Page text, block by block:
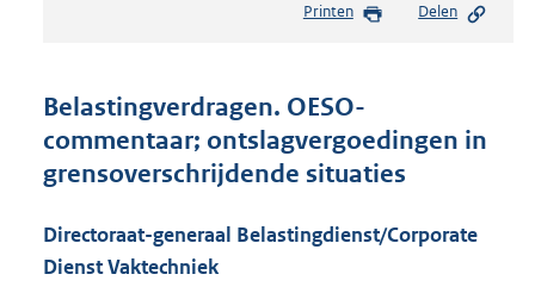
s
n
d
s
g
o
Printen Delen
Belastingverdragen. OESO-
commentaar; ontslagvergoedingen in
grensoverschrijdende situaties
Directoraat-generaal Belastingdienst/Corporate
Dienst Vaktechniek